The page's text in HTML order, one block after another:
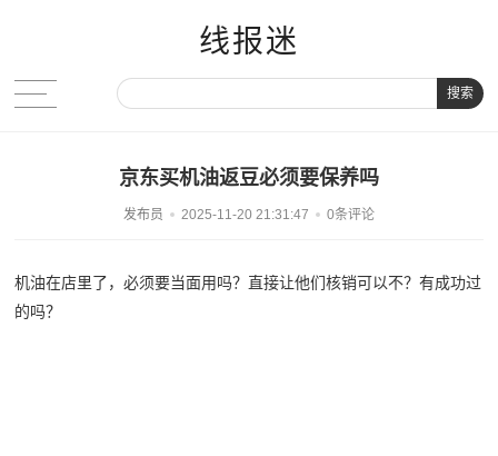
线报迷
搜索
京东买机油返豆必须要保养吗
发布员 2025-11-20 21:31:47 0条评论
机油在店里了，必须要当面用吗？直接让他们核销可以不？有成功过
的吗？